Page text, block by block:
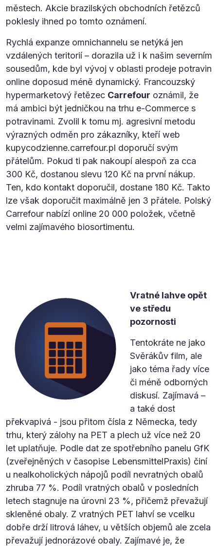
městech. Akcie brazilských obchodních řetězců
poklesly ihned po tomto oznámení.
Rychlá expanze omnichannelu se netýká jen
vzdálených teritorií – dorazila už i k našim severním
sousedům, kde byl vývoj v oblasti prodeje potravin
online doposud méně dynamický. Francouzský
hypermarketový řetězec Carrefour oznámil, že
má ambici být jedničkou na trhu e-Commerce s
potravinami. Zvolil k tomu mj. agresivní metodu
výrazných odměn pro zákazníky, kteří web
kupycodzienne.carrefour.pl doporučí svým
přátelům. Pokud ti pak nakoupí alespoň za cca
300 Kč, dostanou slevu 120 Kč na první nákup.
Ten, kdo kontakt doporučil, dostane 180 Kč. Takto
lze však doporučit maximálně jen 3 přátele. Polský
Carrefour nabízí online 20 000 položek, včetně
velmi zajímavého biosortimentu.
Vratné lahve opět
ve středu
pozornosti
Tentokráte ne jako
Svěrákův film, ale
jako téma řady více
či méně odborných
diskusí. Zajímavá –
a také dost
překvapivá - jsou přitom čísla z Německa, tedy
trhu, který zálohy na PET a plech už více než 20
let uplatňuje. Podle dat ze spotřebního panelu GfK
(zveřejněných v časopise LebensmittelPraxis) činí
u nealkoholických nápojů podíl nevratných obalů
zhruba 77 %. Podíl vratných obalů v posledních
letech stagnuje na úrovni 23 %, přičemž převažují
skleněné obaly. Z vratných PET lahví se vcelku
dobře drží litrová láhev, u větších objemů ale zcela
převažují jednorázové obaly. Zajímavé je, že